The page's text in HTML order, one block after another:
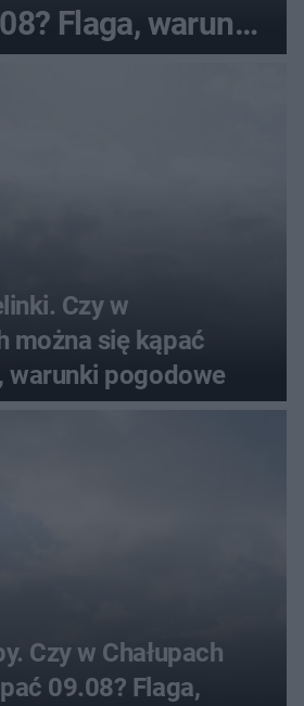
Flaga, warunki
Czy w
można się kąpać
warunki pogodowe
Czy w Chałupach
09.08? Flaga,